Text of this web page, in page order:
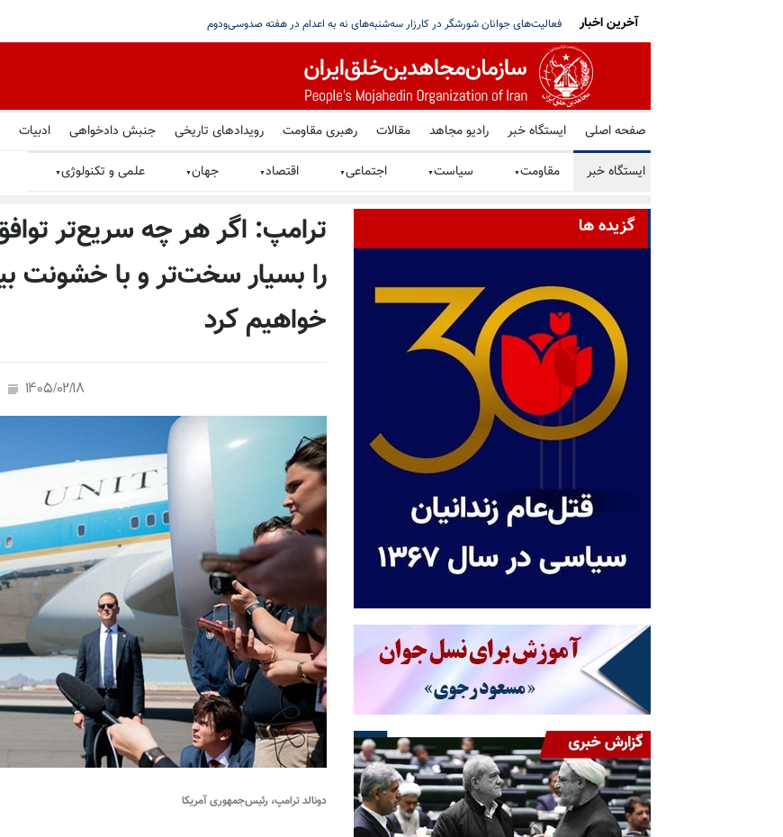
برگزاری میز کتاب توسط هواداران سازمان مجاهدین در گرامیداشت یاد شهیدان قیام سراسری در پاریس پیشرفت کرده‌ایم، قطر: تلاش‌ها ادامه دارد
آخرین اخبار
صفحه اصلی ایستگاه خبر رادیو مجاهد مقالات رهبری مقاومت رویدادهای تاریخی جنبش دادخواهی ادبیات
ایستگاه خبر مقاومت▼ سیاست▼ اجتماعی▼ اقتصاد▼ جهان▼ علمی و تکنولوژی▼
ترامپ: اگر هر چه سریع‌تر توافق
را بسیار سخت‌تر و با خشونت
خواهیم کرد
1405/02/18
دونالد ترامپ، رئیس‌جمهوری آمریکا
گزیده ها